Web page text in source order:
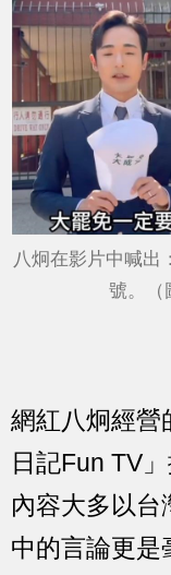
八炯在影片中喊出
號。（
網紅八炯經營
日記Fun TV
內容大多以台
中的言論更是